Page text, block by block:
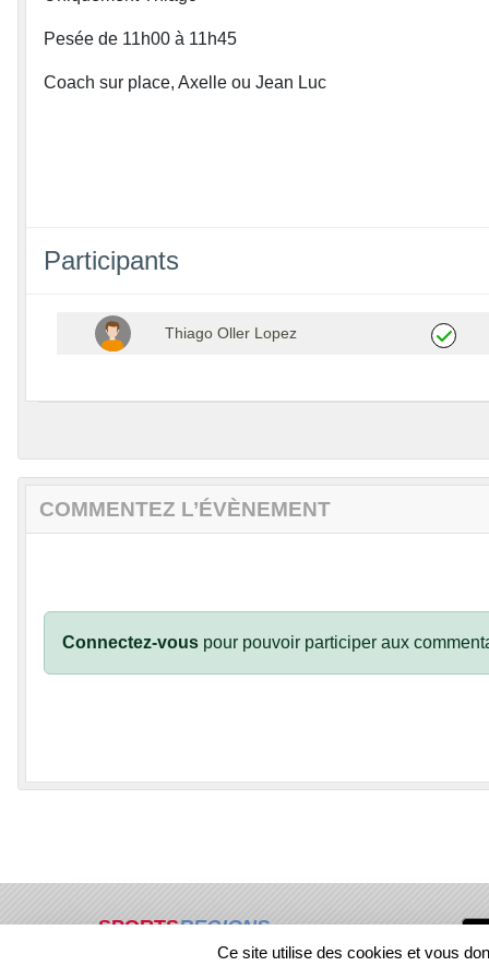
Pesée de 11h00 à 11h45
Coach sur place, Axelle ou Jean Luc
Participants
Thiago Oller Lopez
COMMENTEZ L’ÉVÈNEMENT
Connectez-vous pour pouvoir participer aux
SPORTSREGIONS
visites
Ce site utilise des cookies et vous